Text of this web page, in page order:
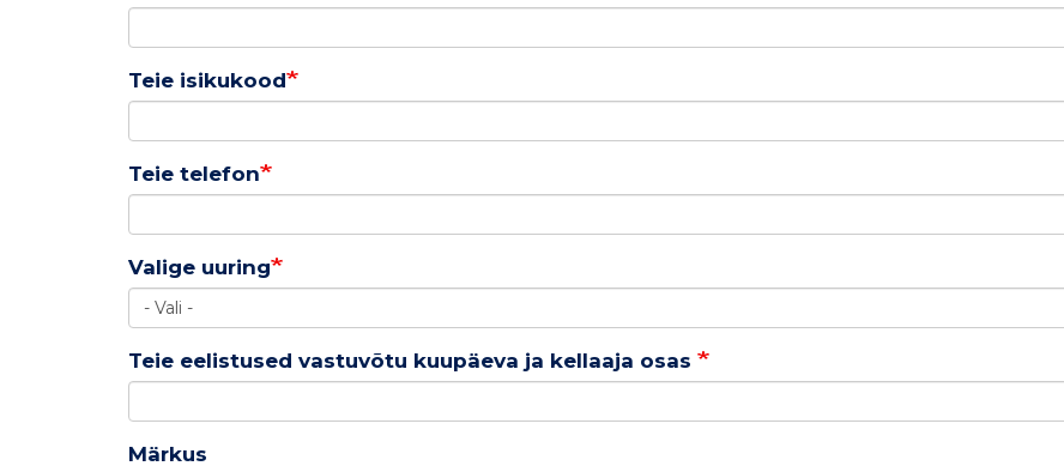
Teie isikukood
Teie telefon
Valige uuring
Teie eelistused vastuvõtu kuupäeva ja kellaaja osas
Märkus